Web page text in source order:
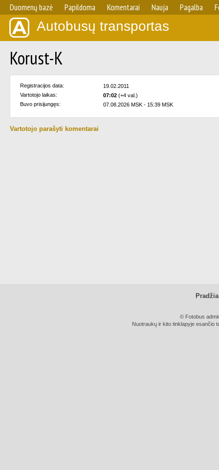
Duomenų bazė Papildoma Komentarai Nauja Pagalba
Autobusų transportas
Korust-K
Registracijos data:
19.02.2011
Vartotojo laikas:
07:02 (+4 val.)
Buvo prisijungęs:
07.08.2026 MSK - 15:39 MSK
Vartotojo parašyti komentarai
Pradžia
© Fotobus
Nuotraukų ir kito tinklapyje esančio